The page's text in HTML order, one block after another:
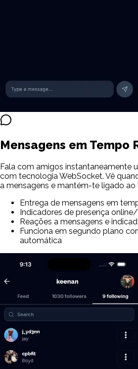
Mensagens em Tempo
Fala com amigos instantaneamente
com tecnologia WebSocket. Vê
a mensagens e mantém-te ligado
Entrega de mensagens em
Indicadores de presença
Reações a mensagens e
Funciona em segundo plano
automática